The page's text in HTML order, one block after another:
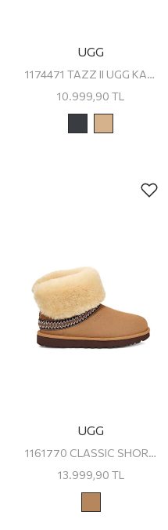
UGG
1174471 TAZZ II UGG KADIN PLATFORM TERLİK
10.999,90 TL
UGG
1161770 CLASSIC SHORT CRESCENT UGG KADIN BOT
13.999,90 TL